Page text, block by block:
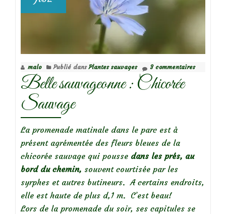
malo Publié dansPlantes sauvages 3 commentaires
Belle sauvageonne : Chicorée
Sauvage
La promenade matinale dans le parc est à
présent agrémentée des fleurs bleues de la
chicorée sauvage qui pousse dans les prés, au
bord du chemin, souvent courtisée par les
syrphes et autres butineurs. A certains endroits,
elle est haute de plus d,1 m. C’est beau!
Lors de la promenade du soir, ses capitules se